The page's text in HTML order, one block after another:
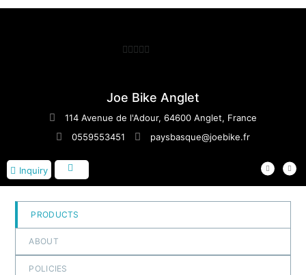
of
Joe Bike Anglet
114 Avenue de l'Adour, 64600 Anglet, France
0559553451
paysbasque@joebike.fr
Inquiry
PRODUCTS
ABOUT
POLICIES